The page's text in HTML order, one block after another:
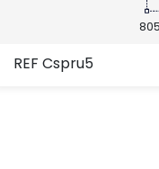
REF Cspru5